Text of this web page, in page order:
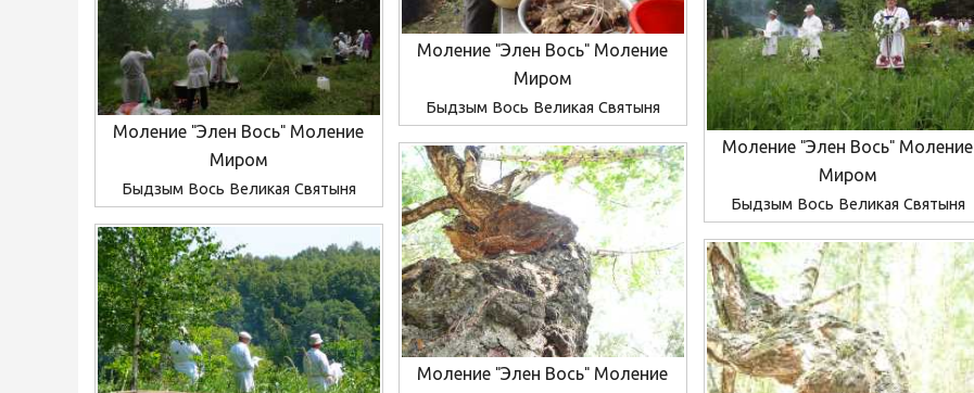
Моление "Элен Вось" Моление
Миром
Быдзым Вось Великая Святыня
Моление "Элен Вось" Моление
Миром
Быдзым Вось Великая Святыня
Моление "Элен Вось" Моление
Миром
Быдзым Вось Великая Святыня
Моление "Элен Вось" Моление